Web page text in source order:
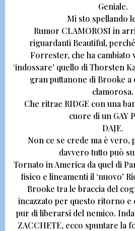
Geniale.
Mi sto spellando
Rumor CLAMOROSI in
riguardanti Beautiful,
Forrester, che ha cambiato
‘indossare’ quello di Thorsten
gran puttanone di Brooke a
clamorosa.
Che ritrae RIDGE con una
cuore di un GAY
DAJE.
Non ce se crede ma è vero,
davvero tutto può
Tornato in America da quel di
fisico e lineamenti il ‘nuovo’
Brooke tra le braccia del
incazzato per questo ritorno e
pur di liberarsi del nemico.
ZACCHETE, ecco spuntare la